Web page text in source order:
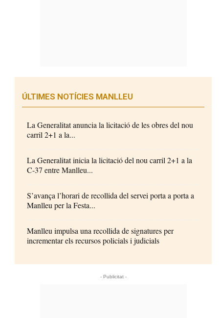
ÚLTIMES NOTÍCIES MANLLEU
La Generalitat anuncia la licitació de les obres del nou
carril 2+1 a la...
La Generalitat inicia la licitació del nou carril 2+1 a la
C-37 entre Manlleu...
S’avança l’horari de recollida del servei porta a porta a
Manlleu per la Festa...
Manlleu impulsa una recollida de signatures per
incrementar els recursos policials i judicials
- Publicitat -